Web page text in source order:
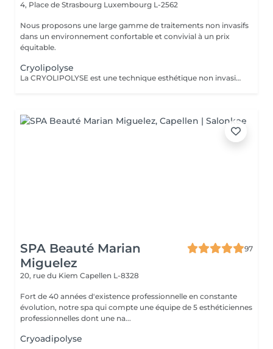
4, Place de Strasbourg Luxembourg L-2562
Nous proposons une large gamme de traitements non invasifs
dans un environnement confortable et convivial à un prix
équitable.
Cryolipolyse
La CRYOLIPOLYSE est une technique esthétique non invasive qui utilise le froid pour réduire les amas graisseux localisés. La LUMINOTHÉRAPIE du visage consiste à exposer la peau à des lumières LED afin de stimuler le renouvellement cellulaire et améliorer l'éclat du teint.
SPA Beauté Marian
Miguelez
97
20, rue du Kiem Capellen L-8328
Fort de 40 années d'existence professionnelle en constante
évolution, notre spa qui compte une équipe de 5 esthéticiennes
professionnelles dont une na...
Cryoadipolyse